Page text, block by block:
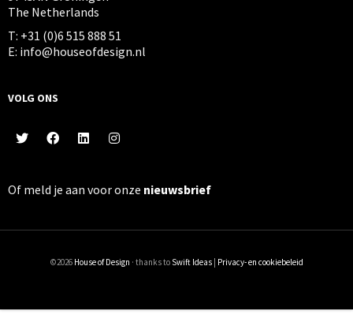
The Netherlands
T: +31 (0)6 515 888 51
E: info@houseofdesign.nl
VOLG ONS
Of meld je aan voor onze nieuwsbrief
©2026 House of Design · thanks to Swift Ideas| Privacy- en cookiebeleid